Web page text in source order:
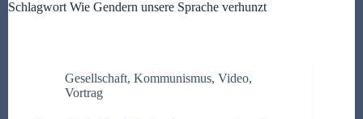
Schlagwort Wie Gendern unsere Sprache verhunzt
Gesellschaft, Kommunismus, Video,
Vortrag